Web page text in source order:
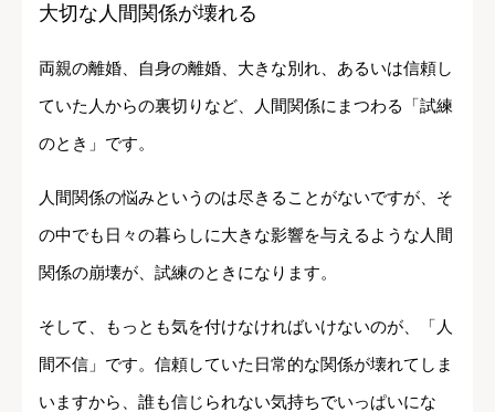
大切な人間関係が壊れる
両親の離婚、自身の離婚、大きな別れ、あるいは信頼し
ていた人からの裏切りなど、人間関係にまつわる「試練
のとき」です。
人間関係の悩みというのは尽きることがないですが、そ
の中でも日々の暮らしに大きな影響を与えるような人間
関係の崩壊が、試練のときになります。
そして、もっとも気を付けなければいけないのが、「人
間不信」です。信頼していた日常的な関係が壊れてしま
いますから、誰も信じられない気持ちでいっぱいにな